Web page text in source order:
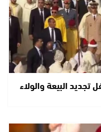
البيعة والولاء